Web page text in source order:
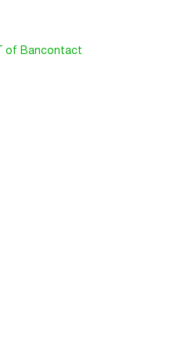
of Bancontact